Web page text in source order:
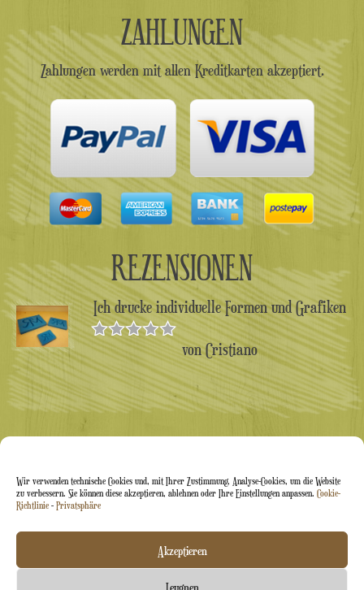
Wir verwenden technische Cookies und, mit Ihrer Zustimmung, Analyse-Cookies, um die Website
zu verbessern. Sie können diese akzeptieren, ablehnen oder Ihre Einstellungen anpassen. Cookie-
Richtlinie - Privatsphäre
Akzeptieren
Leugnen
ZAHLUNGEN
Zahlungen werden mit allen Kreditkarten akzeptiert.
REZENSIONEN
Ich drucke individuelle Formen und Grafiken
Bewertet
mit5 von 5
von Cristiano
Arti&Inventive ® 2005–2026 | USt-IdNr. 05070120877 |
Eingetragen im Handwerkerregister CT-711169 |